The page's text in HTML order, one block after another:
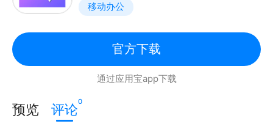
移动办公
官方下载
通过应用宝app下载
预览 评论0